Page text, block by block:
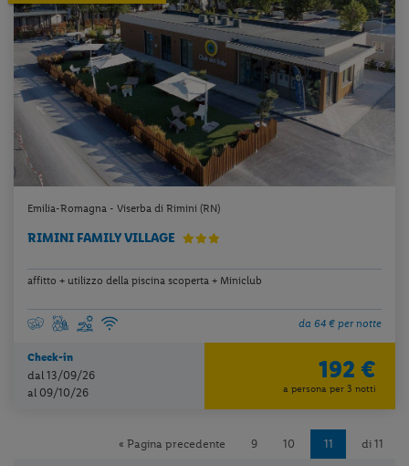
Emilia-Romagna - Viserba di Rimini (RN)
RIMINI FAMILY VILLAGE
affitto + utilizzo della piscina scoperta + Miniclub
da 64 € per notte
Check-in
dal 13/09/26
al 09/10/26
192 €
a persona per 3 notti
« Pagina precedente 9 10 11 di 11